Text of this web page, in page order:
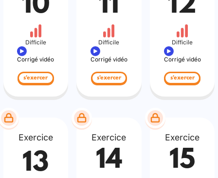
10
Difficile
Corrigé vidéo
s'exercer
11
Difficile
Corrigé vidéo
s'exercer
12
Difficile
Corrigé vidéo
s'exercer
Exercice
13
Exercice
14
Exercice
15